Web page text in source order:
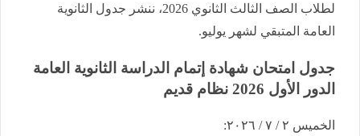
لطلاب الصف الثالث الثانوي 2026، ننشر جدول الثانوية
العامة المتبقي لشهر يوليو.
​جدول امتحان شهادة إتمام الدراسة الثانوية العامة ​
الدور الأول 2026 نظام قديم
​الخميس ٢ / ٧ / ٢٠٢٦: